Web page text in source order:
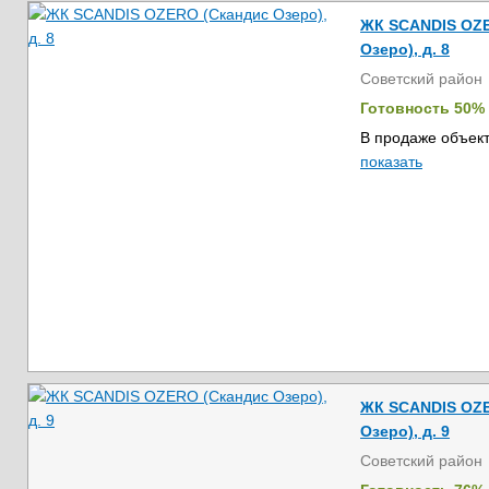
ЖК SCANDIS
Озеро), д. 8
Советский район
Готовность 50%
В продаже
показать
ЖК SCANDIS
Озеро), д. 9
Советский район